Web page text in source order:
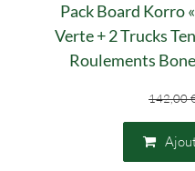
Pack Board Korro
Verte + 2 Trucks
Roulements
142,00